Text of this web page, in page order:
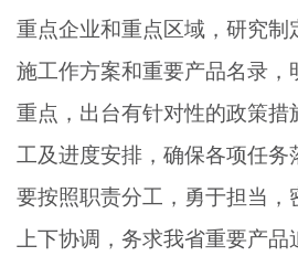
重点企业和重点区域，研究制
施工作方案和重要产品名录，
重点，出台有针对性的政策措
工及进度安排，确保各项任务
要按照职责分工，勇于担当，
上下协调，务求我省重要产